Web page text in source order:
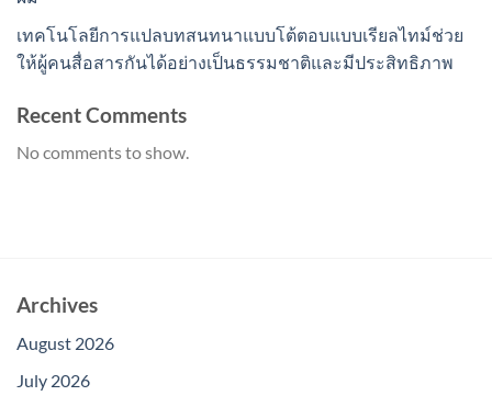
เทคโนโลยีการแปลบทสนทนาแบบโต้ตอบแบบเรียลไทม์ช่วย
ให้ผู้คนสื่อสารกันได้อย่างเป็นธรรมชาติและมีประสิทธิภาพ
Recent Comments
No comments to show.
Archives
August 2026
July 2026